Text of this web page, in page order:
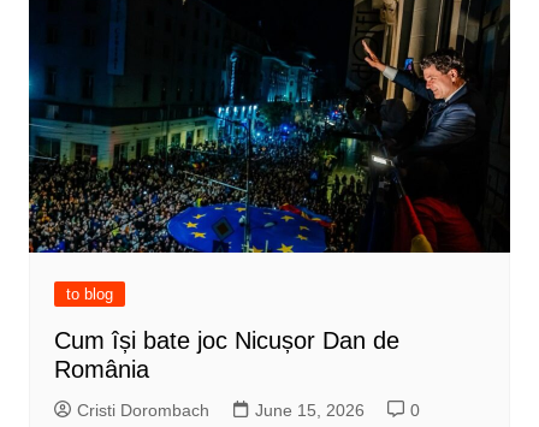
to blog
Cum își bate joc Nicușor Dan de
România
Cristi Dorombach June 15, 2026 0